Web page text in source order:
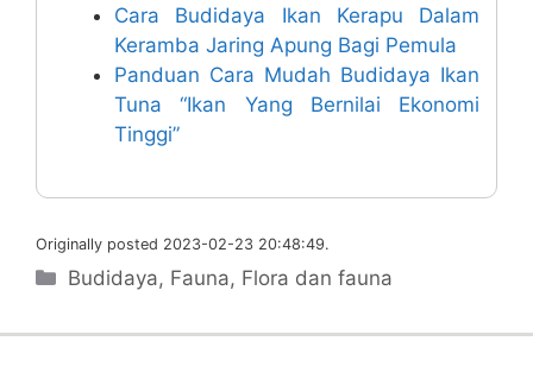
Cara Budidaya Ikan Kerapu Dalam
Keramba Jaring Apung Bagi Pemula
Panduan Cara Mudah Budidaya Ikan
Tuna “Ikan Yang Bernilai Ekonomi
Tinggi”
Originally posted 2023-02-23 20:48:49.
Categories
Budidaya, Fauna, Flora dan fauna